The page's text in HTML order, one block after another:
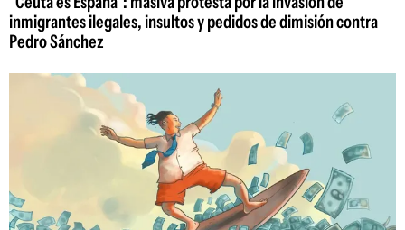
inmigrantes ilegales, insultos y pedidos de dimisión contra
Pedro Sánchez